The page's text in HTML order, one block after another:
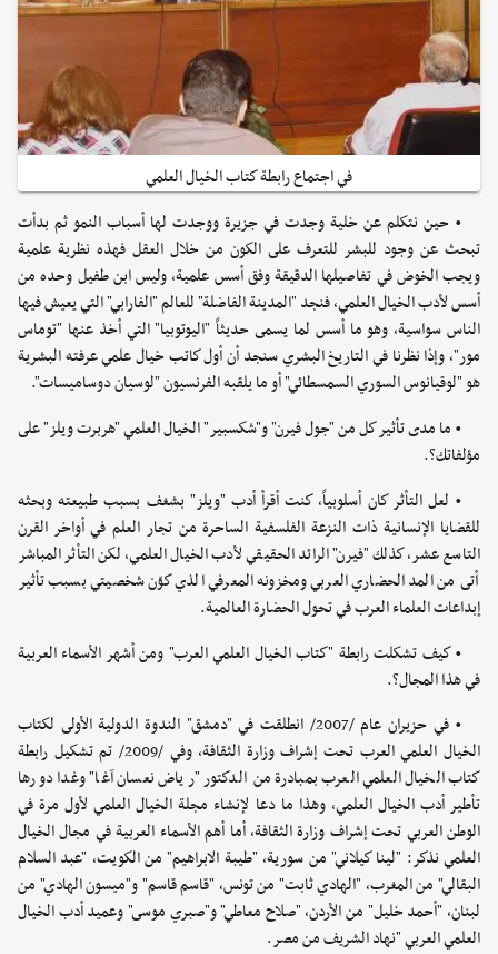
في اجتماع رابطة كتاب الخيال العلمي
• حين نتكلم عن خلية وجدت في جزيرة ووجدت لها أسباب النمو ثم بدأت
تبحث عن وجود للبشر للتعرف على الكون من خلال العقل فهذه نظرية علمية
ويجب الخوض في تفاصيلها الدقيقة وفق أسس علمية، وليس ابن طفيل وحده من
أسس لأدب الخيال العلمي، فنجد "المدينة الفاضلة" للعالم "الفارابي" التي يعيش فيها
الناس سواسية، وهو ما أسس لما يسمى حديثاً "اليوتوبيا" التي أخذ عنها "توماس
مور"، وإذا نظرنا في التاريخ البشري سنجد أن أول كاتب خيال علمي عرفته البشرية
هو "لوقيانوس السوري السمسطائي" أو ما يلقبه الفرنسيون "لوسيان دوساميسات".
• ما مدى تأثير كل من "جول فيرن" و"شكسبير" الخيال العلمي "هربرت ويلز" على
مؤلفاتك؟.
• لعل التأثر كان أسلوبياً، كنت أقرأ أدب "ويلز" بشغف بسبب طبيعته وبحثه
للقضايا الإنسانية ذات النزعة الفلسفية الساحرة من تجار العلم في أواخر القرن
التاسع عشر، كذلك "فيرن" الرائد الحقيقي لأدب الخيال العلمي، لكن التأثر المباشر
أتى من المد الحضاري العربي ومخزونه المعرفي الذي كوّن شخصيتي بسبب تأثير
إبداعات العلماء العرب في تحول الحضارة العالمية.
• كيف تشكلت رابطة "كتاب الخيال العلمي العرب" ومن أشهر الأسماء العربية
في هذا المجال؟.
• في حزيران عام /2007/ انطلقت في "دمشق" الندوة الدولية الأولى لكتاب
الخيال العلمي العرب تحت إشراف وزارة الثقافة، وفي /2009/ تم تشكيل رابطة
كتاب الخيال العلمي العرب بمبادرة من الدكتور "رياض نعسان آغا" وغدا دورها
تأطير أدب الخيال العلمي، وهذا ما دعا لإنشاء مجلة الخيال العلمي لأول مرة في
الوطن العربي تحت إشراف وزارة الثقافة، أما أهم الأسماء العربية في مجال الخيال
العلمي نذكر: "لينا كيلاني" من سورية، "طيبة الابراهيم" من الكويت، "عبد السلام
البقالي" من المغرب، "الهادي ثابت" من تونس، "قاسم قاسم" و"ميسون الهادي" من
لبنان، "أحمد خليل" من الأردن، "صلاح معاطي" و"صبري موسى" وعميد أدب الخيال
العلمي العربي "نهاد الشريف من مصر.